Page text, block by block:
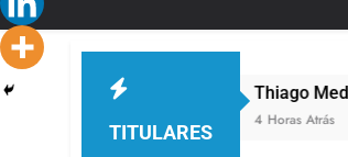
TITULARES
Thiago Medina fue